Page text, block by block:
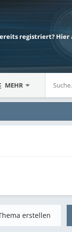
registriert?
MEHR
erstellen